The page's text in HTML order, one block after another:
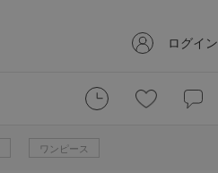
ログイン
ワンピース